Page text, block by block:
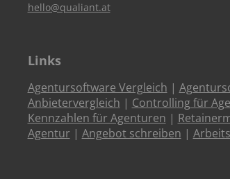
hello@qualiant.at
Links
Agentursoftware Vergleich |
Anbietervergleich | Controlling für
Kennzahlen für Agenturen |
Agentur | Angebot schreiben |